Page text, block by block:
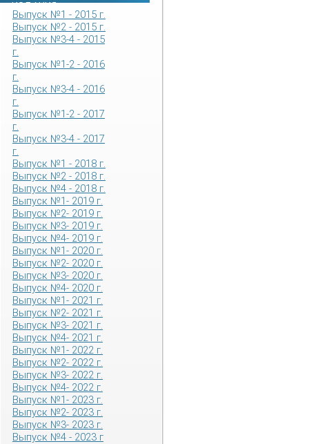
ИЗДАНИЯ
Выпуск №1 - 2015 г.
Выпуск №2 - 2015 г.
Выпуск №3-4 - 2015
г.
Выпуск №1-2 - 2016
г.
Выпуск №3-4 - 2016
г.
Выпуск №1-2 - 2017
г.
Выпуск №3-4 - 2017
г.
Выпуск №1 - 2018 г.
Выпуск №2 - 2018 г.
Выпуск №4 - 2018 г.
Выпуск №1- 2019 г.
Выпуск №2- 2019 г.
Выпуск №3- 2019 г.
Выпуск №4- 2019 г.
Выпуск №1- 2020 г.
Выпуск №2- 2020 г.
Выпуск №3- 2020 г.
Выпуск №4- 2020 г.
Выпуск №1- 2021 г.
Выпуск №2- 2021 г.
Выпуск №3- 2021 г.
Выпуск №4- 2021 г.
Выпуск №1- 2022 г.
Выпуск №2- 2022 г.
Выпуск №3- 2022 г.
Выпуск №4- 2022 г.
Выпуск №1- 2023 г.
Выпуск №2- 2023 г.
Выпуск №3- 2023 г.
Выпуск №4 - 2023 г